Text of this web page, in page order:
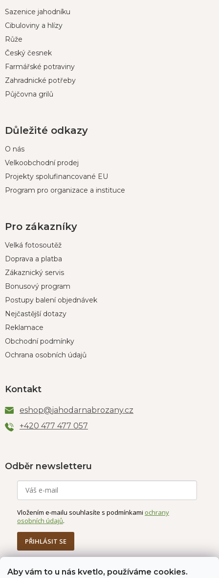
Aby vám to u nás kvetlo, používáme cookies.
aSazenice jahodníku
Cibuloviny a hlízy
Růže
Český česnek
Farmářské potraviny
Zahradnické potřeby
Půjčovna grilů
Důležité odkazy
O nás
Velkoobchodní prodej
Projekty spolufinancované EU
Program pro organizace a instituce
Pro zákazníky
Velká fotosoutěž
Doprava a platba
Zákaznický servis
Bonusový program
Postupy balení objednávek
Nejčastější dotazy
Reklamace
Obchodní podmínky
Ochrana osobních údajů
Kontakt
eshop@jahodarnabrozany.cz
+420 477 477 057
Odběr newsletteru
Vložením e-mailu souhlasíte s podmínkami ochrany
osobních údajů.
PŘIHLÁSIT SE